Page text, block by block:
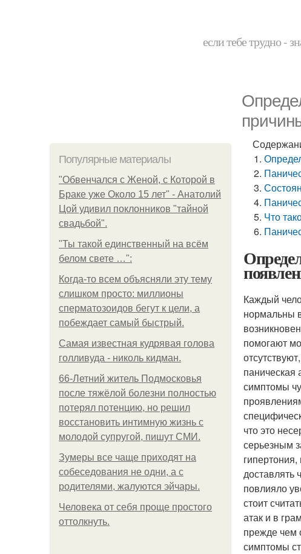
если тебе трудно -
Популярные материалы
"Обвенчался с Женой, с Которой в
Браке уже Около 15 лет" - Анатолий
Цой удивил поклонников "тайной
свадьбой".
"Ты такой единственный на всём
белом свете …":
Когда-то всем объясняли эту тему
слишком просто: миллионы
сперматозоидов бегут к цели, а
побеждает самый быстрый.
Самая известная кудрявая голова
голливуда - николь кидман.
66-Летний житель Подмосковья
после тяжёлой болезни полностью
потерял потенцию, но решил
восстановить интимную жизнь с
молодой супругой, пишут СМИ.
Зумеры все чаще приходят на
собеседования не одни, а с
родителями, жалуются эйчары.
Человека от себя проще простого
оттолкнуть.
Что
Каждый
нормальны
помогают
симптомы
что это
серьезным
доставлять
повлияло
стоит
атак и в
прежде чем
симптомы